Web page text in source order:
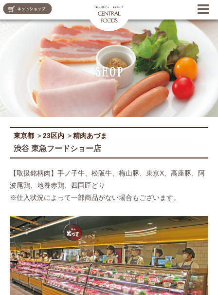
東京都 ＞23区内 ＞精肉あづま
渋谷 東急フードショー店
【取扱銘柄肉】手ノ子牛、松阪牛、梅山豚、東京X、高座豚、阿
波尾鶏、地養赤鶏、四国匠どり
※仕入状況によって一部商品がない場合もございます。